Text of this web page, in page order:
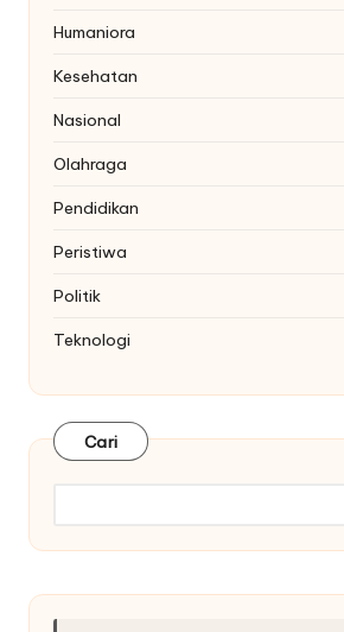
Humaniora
Kesehatan
Nasional
Olahraga
Pendidikan
Peristiwa
Politik
Teknologi
Cari